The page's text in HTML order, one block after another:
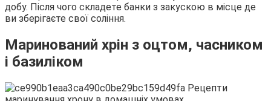
добу. Після чого складете банки з закускою в місце де
ви зберігаєте свої соління.
Маринований хрін з оцтом, часником
і базиліком